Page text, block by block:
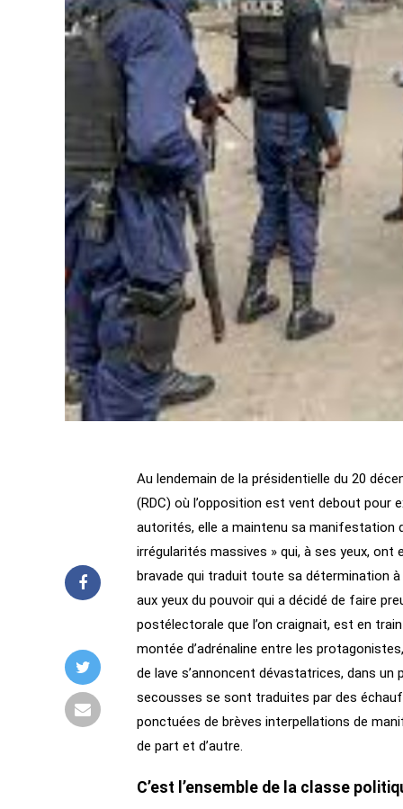
Au lendemain de la présidentielle du 20
(RDC) où l’opposition est vent debout pour
autorités, elle a maintenu sa manifestation
irrégularités massives » qui, à ses yeux,
bravade qui traduit toute sa détermination
aux yeux du pouvoir qui a décidé de faire
postélectorale que l’on craignait, est en
montée d’adrénaline entre les
de lave s’annoncent dévastatrices, dans
secousses se sont traduites par des
ponctuées de brèves interpellations de
de part et d’autre.
C’est l’ensemble de la classe